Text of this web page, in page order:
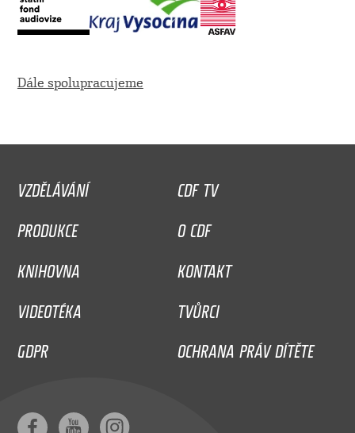
Dále spolupracujeme
VZDĚLÁVÁNÍ
CDF TV
PRODUKCE
O CDF
KNIHOVNA
KONTAKT
VIDEOTÉKA
TVŮRCI
GDPR
OCHRANA PRÁV DÍTĚTE